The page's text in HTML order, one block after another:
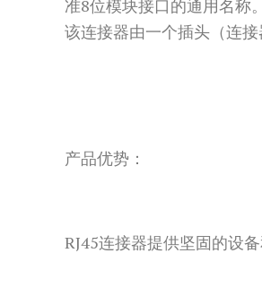
准8位模块接口的通用名称
该连接器由一个插头（连
产品优势：
RJ45连接器提供坚固的设